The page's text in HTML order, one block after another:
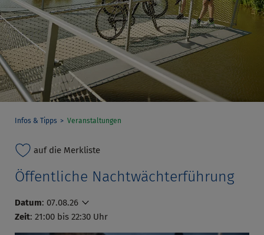
Infos & Tipps Veranstaltungen
auf die Merkliste
Öffentliche Nachtwächterführung
Datum: 07.08.26
Zeit: 21:00 bis 22:30 Uhr